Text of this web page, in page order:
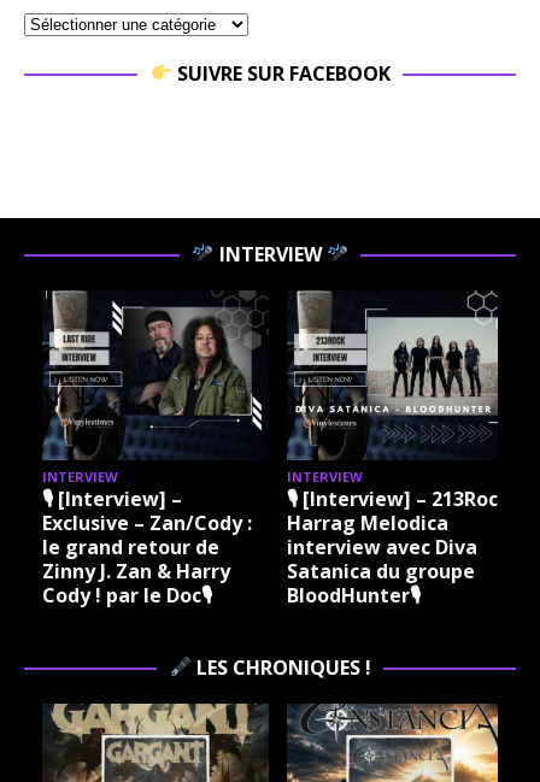
SUIVRE SUR FACEBOOK
INTERVIEW
INTERVIEW
🎙 [Interview] –
Exclusive – Zan/Cody :
le grand retour de
Zinny J. Zan & Harry
Cody ! par le Doc🎙
INTERVIEW
🎙 [Interview] – 213Rock
Harrag Melodica
interview avec Diva
Satanica du groupe
BloodHunter🎙
LES CHRONIQUES !